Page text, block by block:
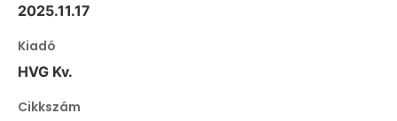
2025.11.17
Kiadó
HVG Kv.
Cikkszám